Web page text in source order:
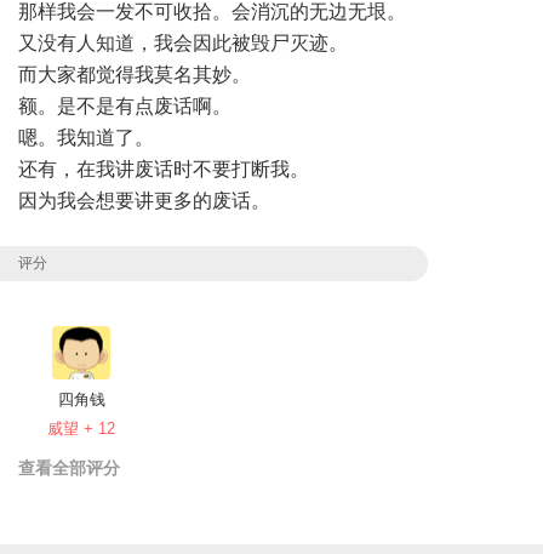
那样我会一发不可收拾。会消沉的无边无垠。
又没有人知道，我会因此被毁尸灭迹。
而大家都觉得我莫名其妙。
额。是不是有点废话啊。
嗯。我知道了。
还有，在我讲废话时不要打断我。
因为我会想要讲更多的废话。
评分
四角钱
威望 + 12
查看全部评分